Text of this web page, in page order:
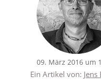
09. März 2016 um
Ein Artikel von: Jens